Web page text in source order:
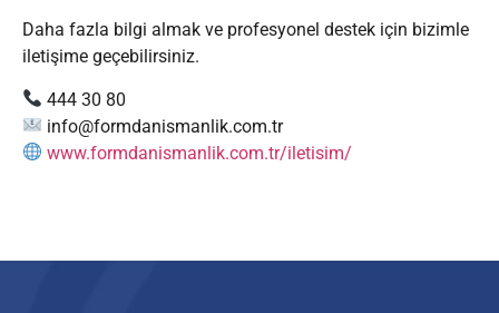
Daha fazla bilgi almak ve profesyonel destek için bizimle
iletişime geçebilirsiniz.
444 30 80
info@formdanismanlik.com.tr
www.formdanismanlik.com.tr/iletisim/